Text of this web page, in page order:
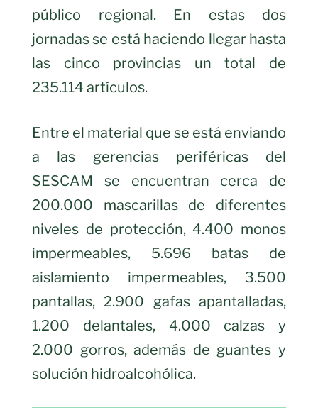
público regional. En estas dos
jornadas se está haciendo llegar hasta
las cinco provincias un total de
235.114 artículos.
Entre el material que se está enviando
a las gerencias periféricas del
SESCAM se encuentran cerca de
200.000 mascarillas de diferentes
niveles de protección, 4.400 monos
impermeables, 5.696 batas de
aislamiento impermeables, 3.500
pantallas, 2.900 gafas apantalladas,
1.200 delantales, 4.000 calzas y
2.000 gorros, además de guantes y
solución hidroalcohólica.